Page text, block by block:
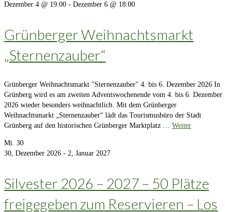
Dezember 4 @ 19:00 - Dezember 6 @ 18:00
Grünberger Weihnachtsmarkt
„Sternenzauber“
Grünberger Weihnachtsmarkt "Sternenzauber" 4. bis 6. Dezember 2026 In
Grünberg wird es am zweiten Adventswochenende vom 4. bis 6. Dezember
2026 wieder besonders weihnachtlich. Mit dem Grünberger
Weihnachtsmarkt „Sternenzauber“ lädt das Tourismusbüro der Stadt
Grünberg auf den historischen Grünberger Marktplatz … Weiter
Mi. 30
30, Dezember 2026 - 2, Januar 2027
Silvester 2026 – 2027 – 50 Plätze
freigegeben zum Reservieren – Los